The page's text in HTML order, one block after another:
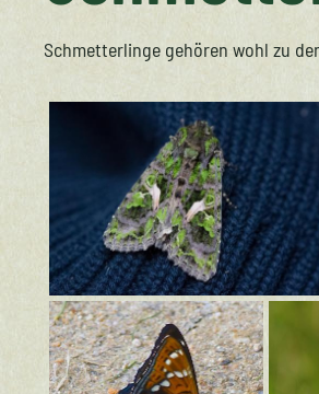
Schmetterlinge gehören wohl zu